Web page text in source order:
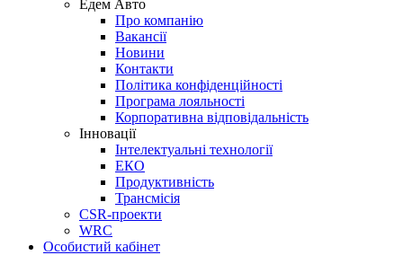
Едем Авто
Про компанію
Вакансії
Новини
Контакти
Політика конфіденційності
Програма лояльності
Корпоративна відповідальність
Інновації
Інтелектуальні технології
ЕКО
Продуктивність
Трансмісія
CSR-проекти
WRC
Особистий кабінет